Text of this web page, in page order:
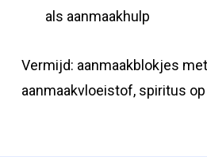
als aanmaakhulp
Vermijd: aanmaakblokjes
aanmaakvloeistof, spiritus